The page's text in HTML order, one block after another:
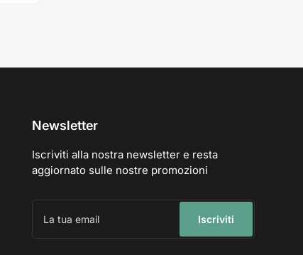
Newsletter
Iscriviti alla nostra newsletter e resta
aggiornato sulle nostre promozioni
tua
Iscriviti